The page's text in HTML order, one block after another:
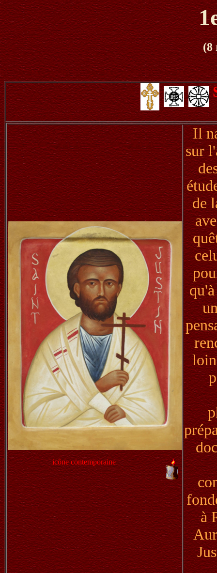
(8
icône contemporaine
Il
sur
de
à